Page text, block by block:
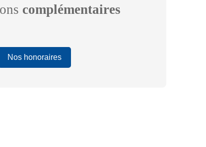
complémentaires
Nos honoraires